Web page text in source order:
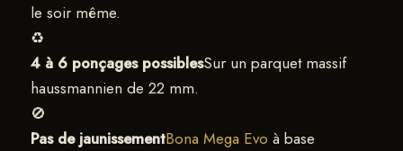
le soir même.
♻️
4 à 6 ponçages possiblesSur un parquet massif
haussmannien de 22 mm.
🚫
Pas de jaunissementBona Mega Evo à base